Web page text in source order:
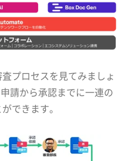
プロセスを見てみましょ
請から承認までに一連の
できます。